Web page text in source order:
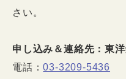
さい。
申し込み＆連絡先：東
電話：03-3209-5436